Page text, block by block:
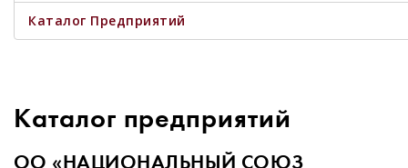
Каталог Предприятий
Каталог предприятий
ОО «НАЦИОНАЛЬНЫЙ СОЮЗ